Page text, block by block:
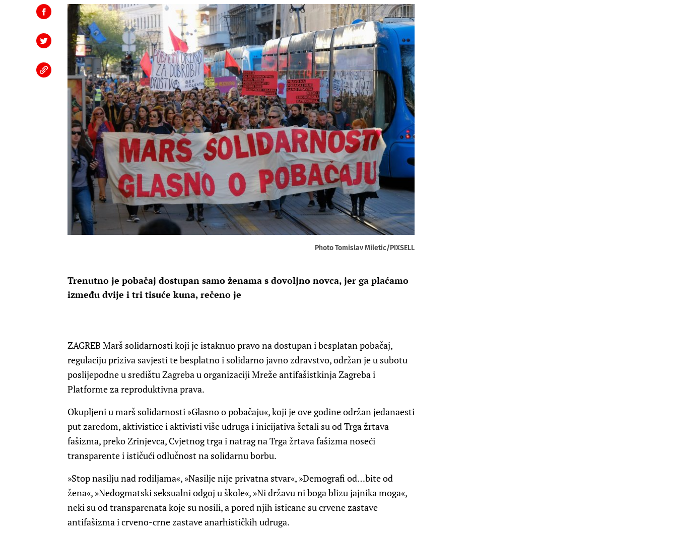
Photo Tomislav Miletic/PIXSELL
Trenutno je pobačaj dostupan samo ženama s dovoljno novca, jer ga plaćamo
između dvije i tri tisuće kuna, rečeno je
ZAGREB Marš solidarnosti koji je istaknuo pravo na dostupan i besplatan pobačaj,
regulaciju priziva savjesti te besplatno i solidarno javno zdravstvo, održan je u subotu
poslijepodne u središtu Zagreba u organizaciji Mreže antifašistkinja Zagreba i
Platforme za reproduktivna prava.
Okupljeni u marš solidarnosti »Glasno o pobačaju«, koji je ove godine održan jedanaesti
put zaredom, aktivistice i aktivisti više udruga i inicijativa šetali su od Trga žrtava
fašizma, preko Zrinjevca, Cvjetnog trga i natrag na Trga žrtava fašizma noseći
transparente i ističući odlučnost na solidarnu borbu.
»Stop nasilju nad rodiljama«, »Nasilje nije privatna stvar«, »Demografi od…bite od
žena«, »Nedogmatski seksualni odgoj u škole«, »Ni državu ni boga blizu jajnika moga«,
neki su od transparenata koje su nosili, a pored njih isticane su crvene zastave
antifašizma i crveno-crne zastave anarhističkih udruga.